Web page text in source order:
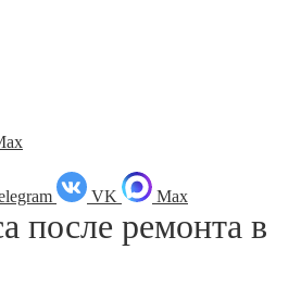
VK Max
после ремонта в